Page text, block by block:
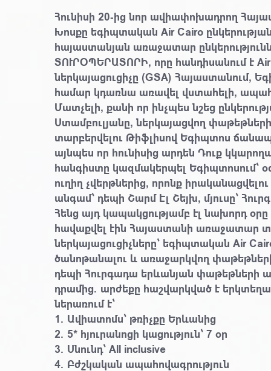
Հունիսի 20-ից նոր ավիափոխադրող
Խոսքը եգիպտական Air Cairo
հայաստանյան առաջատար
ՏՈՒՐՕՊԵՐԱՏՈՐԻ, որը հանդիսանում է
ներկայացուցիչը (GSA) Հայաստանում,
համար կդառնա առավել վստահելի,
Մատչելի, քանի որ ինչպես նշեց
Ստամբուլյանը, ներկայացվող
տարբերվելու Թիֆլիսով Եգիպտոս
այնպես որ հունիսից արդեն Դուք
հանգիստը կազմակերպել Եգիպտոսում՝
ուղիղ չվերթներից, որոնք
անգամ՝ դեպի Շարմ Էլ Շեյխ, մյուսը՝
Հենց այդ կապակցությամբ էլ նախորդ
հավաքվել էին Հայաստանի առաջատար
ներկայացուցիչները՝ եգիպտական Air
ծանոթանալու և առաջարկվող
դեպի Հուրգադա երևանյան փաթեթների
դրամից. արժեքը հաշվարկված է
ներառում է՝
1. Ավիատոմս՝ թռիչքը Երևանից
2. 5* հյուրանոցի կացություն՝ 7 օր
3. Սնունդ՝ All inclusive
4. Բժշկական ապահովագրություն